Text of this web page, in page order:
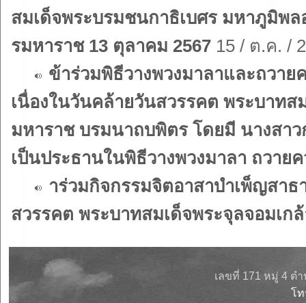
สมเด็จพระบรมชนกาธิเบศร มหาภูมิพ
รมหาราช 13 ตุลาคม 2567 15 / ต.ค. /
ข้าร่วมพิธีวางพวงมาลาและถวา
เนื่องในวันคล้ายวันสวรรคต พระบาท
มหาราช บรมนาถบพิตร โดยมี นางสา
เป็นประธานในพิธีวางพวงมาลา ถวาย
าร่วมกิจกรรมจิตอาสาบำเพ็ญสา
สวรรคต พระบาทสมเด็จพระจุลจอมเ
เลขที่ 171 หมู่ 4 ต
โ